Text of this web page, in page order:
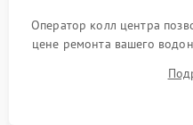
Оператор колл центра
цене ремонта вашего